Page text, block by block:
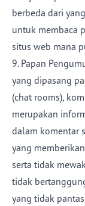
berbeda dari
untuk membaca
situs web mana
9. Papan
yang dipasang
(chat rooms),
merupakan
dalam komentar
yang
serta tidak
tidak
yang tidak